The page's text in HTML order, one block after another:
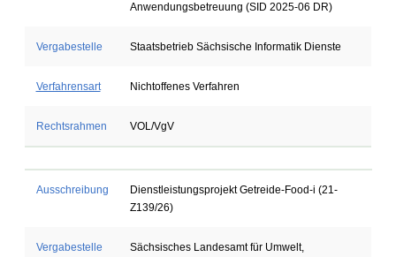
Anwendungsbetreuung (SID 2025-06 DR)
Vergabestelle Staatsbetrieb Sächsische Informatik Dienste
Verfahrensart Nichtoffenes Verfahren
Rechtsrahmen VOL/VgV
Ausschreibung
Dienstleistungsprojekt Getreide-Food-i (21-
Z139/26)
Vergabestelle
Sächsisches Landesamt für Umwelt,